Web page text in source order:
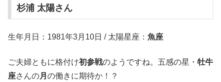
杉浦 太陽さん
生年月日：1981年3月10日 / 太陽星座： 魚座
ご夫婦ともに格付け初参戦のようですね。五感の星・ 牡牛
座さんの月 の働きに期待か！？